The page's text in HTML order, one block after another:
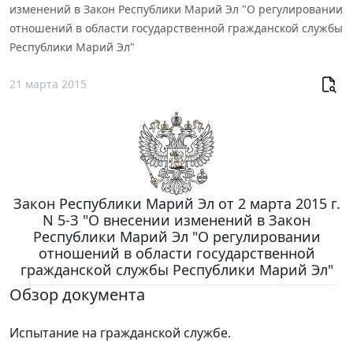
изменений в Закон Республики Марий Эл "О регулировании
отношений в области государственной гражданской службы
Республики Марий Эл"
21 марта 2015
Закон Республики Марий Эл от 2 марта 2015 г.
N 5-З "О внесении изменений в Закон
Республики Марий Эл "О регулировании
отношений в области государственной
гражданской службы Республики Марий Эл"
Обзор документа
Испытание на гражданской службе.